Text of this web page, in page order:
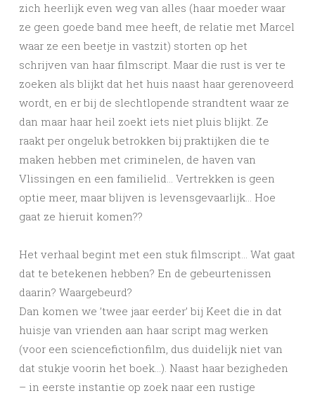
zich heerlijk even weg van alles (haar moeder waar
ze geen goede band mee heeft, de relatie met Marcel
waar ze een beetje in vastzit) storten op het
schrijven van haar filmscript. Maar die rust is ver te
zoeken als blijkt dat het huis naast haar gerenoveerd
wordt, en er bij de slechtlopende strandtent waar ze
dan maar haar heil zoekt iets niet pluis blijkt. Ze
raakt per ongeluk betrokken bij praktijken die te
maken hebben met criminelen, de haven van
Vlissingen en een familielid… Vertrekken is geen
optie meer, maar blijven is levensgevaarlijk… Hoe
gaat ze hieruit komen??
Het verhaal begint met een stuk filmscript… Wat gaat
dat te betekenen hebben? En de gebeurtenissen
daarin? Waargebeurd?
Dan komen we ’twee jaar eerder’ bij Keet die in dat
huisje van vrienden aan haar script mag werken
(voor een sciencefictionfilm, dus duidelijk niet van
dat stukje voorin het boek…). Naast haar bezigheden
– in eerste instantie op zoek naar een rustige